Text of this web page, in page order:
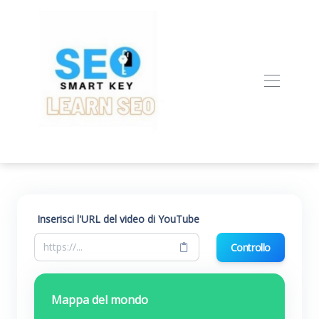
Inserisci l'URL del video di YouTube
Controllo
Mappa del mondo